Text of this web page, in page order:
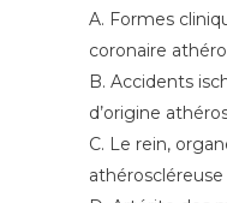
A. Formes
coronaire
B. Accidents
d’origine
C. Le rein,
athéroscléreuse